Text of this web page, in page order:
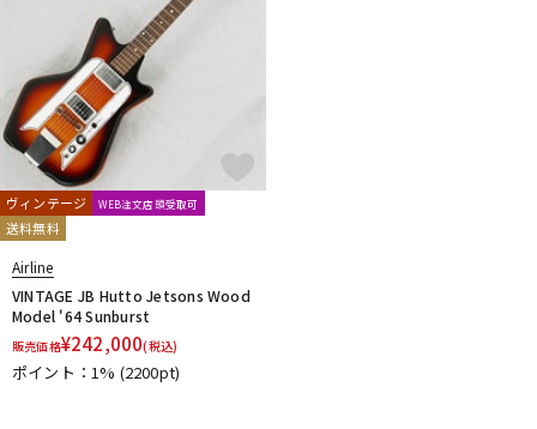
キーボード
管楽器
DJ機器
ヴィンテージ WEB注文店頭受取可
送料無料
Airline
VINTAGE JB Hutto Jetsons Wood
Model '64 Sunburst
販売価格¥242,000(税込)
ポイント：1% (2200pt)